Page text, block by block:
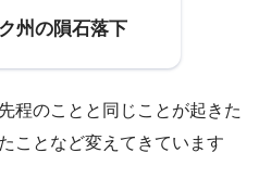
州の隕石落下
程のことと同じことが起きた
ことなど変えてきています